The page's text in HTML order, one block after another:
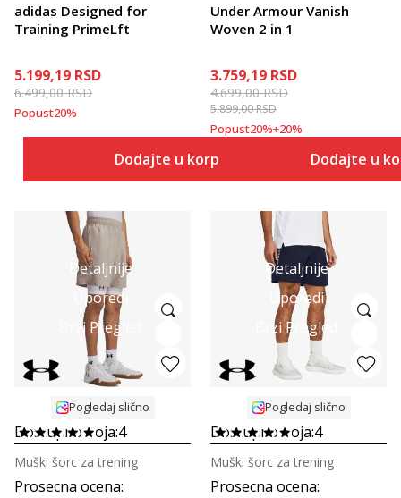
adidas Designed for
Training PrimeLft
5.199,19 RSD
6.499,00RSD
Popust20%
Dodajte u korpu
Under Armour Vanish
Woven 2 in 1
3.759,19 RSD
4.699,00RSD
5.899,00RSD
Popust20%+20%
Dodajte u
Detaljnije
Uporedi
Brzi Pregled
Pogledaj slično
Dostupno boja:4
Prosecna ocena:
Muški šorc za trening
Detaljnije
Uporedi
Brzi Pregled
Pogledaj slično
Dostupno boja:4
Prosecna ocena:
Muški šorc za trening